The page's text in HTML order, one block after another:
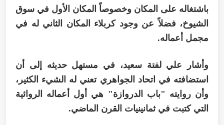
باشتغاله على المكان وخصوصاً المكان الأول في سوق
الشيوخ، فضلاً عن وجود كربلاء المكان الثاني له في
مجمل أعماله.
وأشار علي لفتة سعيد، في مستهل حديثه إلى أن
استضافته في اتحاد الجواهري تعني له الشيء الكثير،
وأن روايته "باب الدروازة" هي أول أعماله الروائية
التي كتبت في ثمانينيات القرن الماضي.